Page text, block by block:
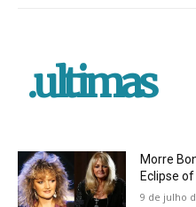
.ultimas
Morre
Eclipse
9 de julho